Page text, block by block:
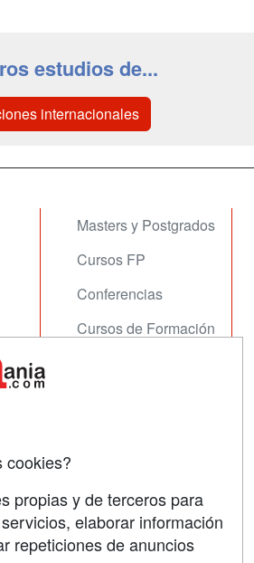
estudios de...
internacionales
Masters y Postgrados
Cursos FP
Conferencias
Cursos de Formación
cookies?
propias y de terceros para
elaborar información
repeticiones de anuncios